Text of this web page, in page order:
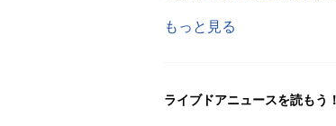
もっと見る
ライブドアニュースを読もう！